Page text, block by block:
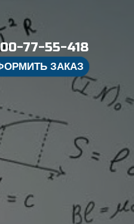
77-55-418
ЗАКАЗ